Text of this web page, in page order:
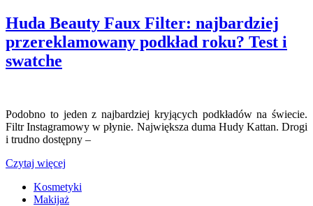
Huda Beauty Faux Filter: najbardziej
przereklamowany podkład roku? Test i
swatche
Podobno to jeden z najbardziej kryjących podkładów na świecie.
Filtr Instagramowy w płynie. Największa duma Hudy Kattan. Drogi
i trudno dostępny –
Czytaj więcej
Kosmetyki
Makijaż